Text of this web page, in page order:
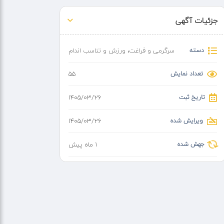
جزئیات آگهی
دسته سرگرمی و فراغت، ورزش و تناسب اندام
تعداد نمایش 55
تاریخ ثبت ۱۴۰۵/۰۳/۲۶
ویرایش شده ۱۴۰۵/۰۳/۲۶
جهش شده 1 ماه پیش